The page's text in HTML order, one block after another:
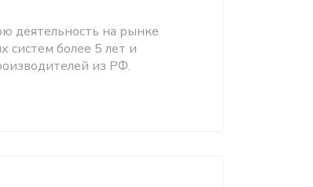
деятельность на рынке
систем более 5 лет и
из РФ.